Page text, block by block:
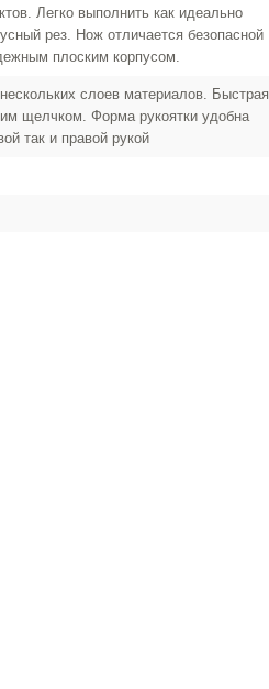
Легко выполнить как идеально
рез. Нож отличается безопасной
плоским корпусом.
слоев материалов. Быстрая
щелчком. Форма рукоятки удобна
так и правой рукой